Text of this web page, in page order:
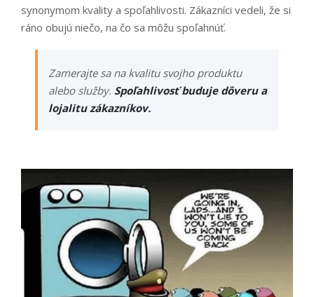
synonymom kvality a spoľahlivosti. Zákazníci vedeli, že si
ráno obujú niečo, na čo sa môžu spoľahnúť.
Zamerajte sa na kvalitu svojho produktu
alebo služby. Spoľahlivosť buduje dôveru a
lojalitu zákazníkov.